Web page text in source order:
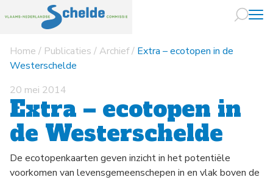
Naar
Home / Publicaties /Archief/ Extra – ecotopen in de
Westerschelde
20 mei 2014
Extra – ecotopen in
de Westerschelde
De ecotopenkaarten geven inzicht in het potentiële
voorkomen van levensgemeenschepen in en vlak boven de